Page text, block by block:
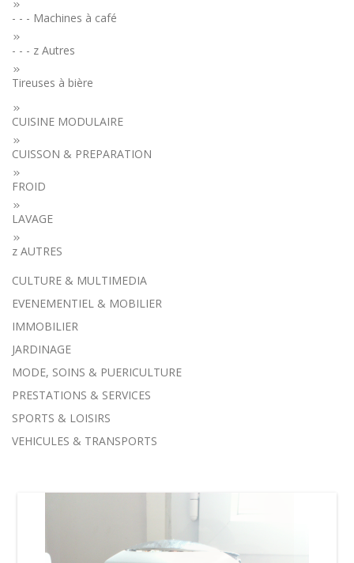
- - - Machines à café
- - - z Autres
Tireuses à bière
CUISINE MODULAIRE
CUISSON & PREPARATION
FROID
LAVAGE
z AUTRES
CULTURE & MULTIMEDIA
EVENEMENTIEL & MOBILIER
IMMOBILIER
JARDINAGE
MODE, SOINS & PUERICULTURE
PRESTATIONS & SERVICES
SPORTS & LOISIRS
VEHICULES & TRANSPORTS